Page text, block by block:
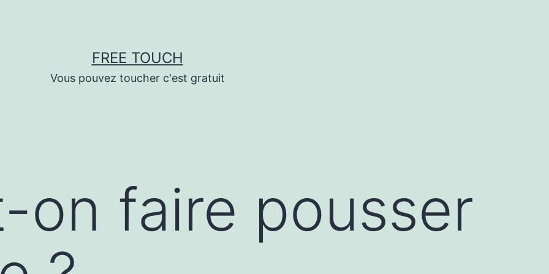
FREE TOUCH
Vous pouvez toucher c'est gratuit
on faire pousser